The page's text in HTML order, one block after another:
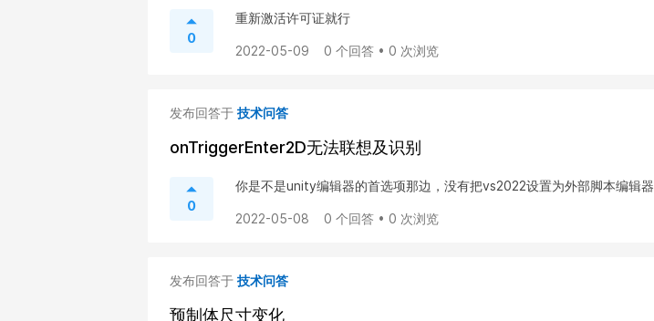
0
重新激活许可证就行
2022-05-09 0 个回答 • 0 次浏览
发布回答于 技术问答
onTriggerEnter2D无法联想及识别
0
你是不是unity编辑器的首选项那边，没有把vs2022设置为外部脚本编辑器
2022-05-08 0 个回答 • 0 次浏览
发布回答于 技术问答
预制体尺寸变化